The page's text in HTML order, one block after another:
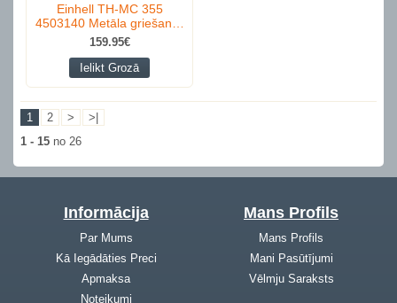
Einhell TH-MC 355
4503140 Metāla griešan…
159.95€
Ielikt Grozā
1 2 >
>|
1 - 15 no 26
Informācija
Par Mums
Kā Iegādāties Preci
Apmaksa
Noteikumi
Mans Profils
Mans Profils
Mani Pasūtījumi
Vēlmju Saraksts